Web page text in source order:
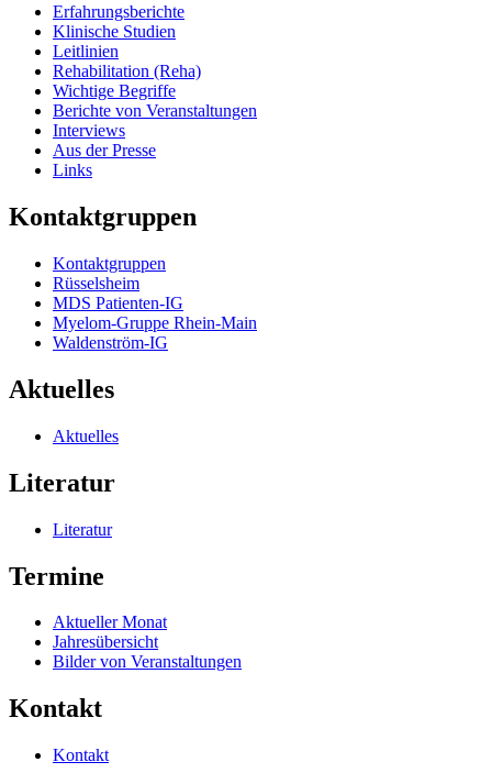
Erfahrungsberichte
Klinische Studien
Leitlinien
Rehabilitation (Reha)
Wichtige Begriffe
Berichte von Veranstaltungen
Interviews
Aus der Presse
Links
Kontaktgruppen
Kontaktgruppen
Rüsselsheim
MDS Patienten-IG
Myelom-Gruppe Rhein-Main
Waldenström-IG
Aktuelles
Aktuelles
Literatur
Literatur
Termine
Aktueller Monat
Jahresübersicht
Bilder von Veranstaltungen
Kontakt
Kontakt